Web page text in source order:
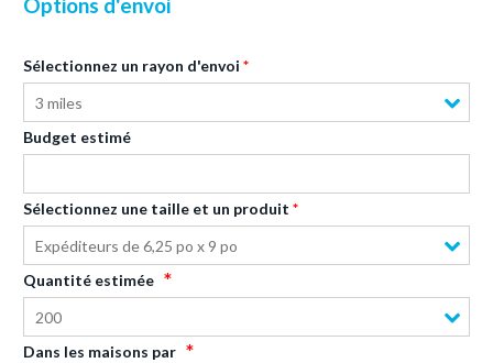
Options d'envoi
Sélectionnez un rayon d'envoi
3 miles
Budget estimé
Sélectionnez une taille et un produit
Expéditeurs de 6,25 po x 9 po
Quantité estimée
200
Dans les maisons par